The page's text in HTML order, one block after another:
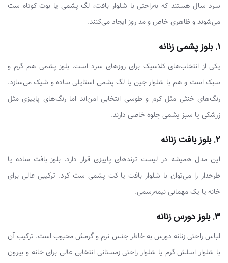
سرد سال هستند که به‌راحتی با شلوار بافت، لگ پشمی یا بوت کوتاه ست
می‌شوند و ظاهری خاص و مد روز ایجاد می‌کنند.
۱. بلوز پشمی زنانه
یکی از انتخاب‌های کلاسیک برای روزهای سرد است. بلوز پشمی هم گرم و
سبک است و هم با شلوار جین یا لگ پشمی استایلی ساده و شیک می‌سازد.
رنگ‌های خنثی مثل کرم و طوسی انتخابی امن‌اند اما رنگ‌های پاییزی مثل
زرشکی یا سبز یشمی جلوه خاصی دارند.
۲. بلوز بافت زنانه
این مدل همیشه در لیست ترندهای پاییزی قرار دارد. بلوز بافت ساده یا
طرحدار را می‌توان با شلوار بافت یا کت پشمی ست کرد. ترکیبی عالی برای
خانه یا یک مهمانی نیمه‌رسمی.
۳. بلوز دورس زنانه
لباس راحتی زنانه دورس به خاطر جنس نرم و گرمش محبوب است. ترکیب آن
با شلوار اسلش گرم یا شلوار راحتی زمستانی انتخابی عالی برای خانه و بیرون